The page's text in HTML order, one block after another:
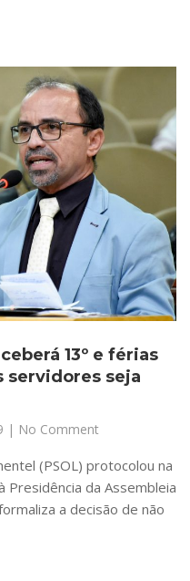
13º e férias
servidores seja
| No Comment
(PSOL) protocolou na
da Assembleia
a decisão de não